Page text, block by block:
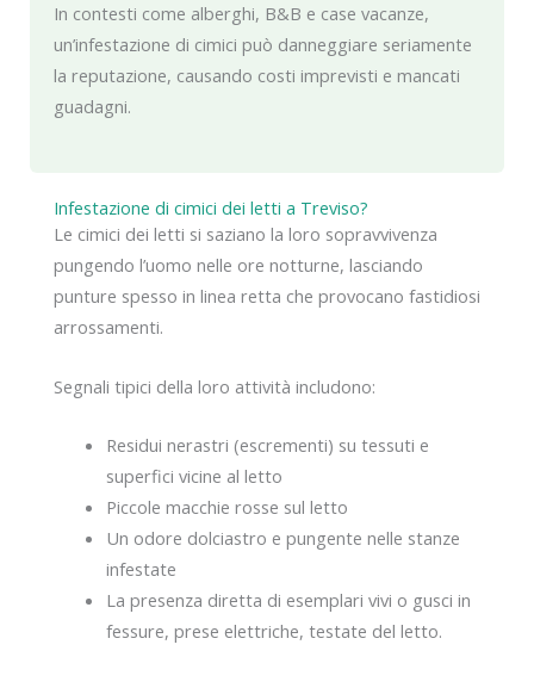
Infestazione di cimici dei letti a Treviso?
Le cimici dei letti si saziano la loro sopravvivenza
pungendo l’uomo nelle ore notturne, lasciando
punture spesso in linea retta che provocano fastidiosi
arrossamenti.
Segnali tipici della loro attività includono:
Residui nerastri (escrementi) su tessuti e
superfici vicine al letto
Piccole macchie rosse sul letto
Un odore dolciastro e pungente nelle stanze
infestate
La presenza diretta di esemplari vivi o gusci in
fessure, prese elettriche, testate del letto.
In contesti come alberghi, B&B e case vacanze,
un’infestazione di cimici può danneggiare seriamente
la reputazione, causando costi imprevisti e mancati
guadagni.